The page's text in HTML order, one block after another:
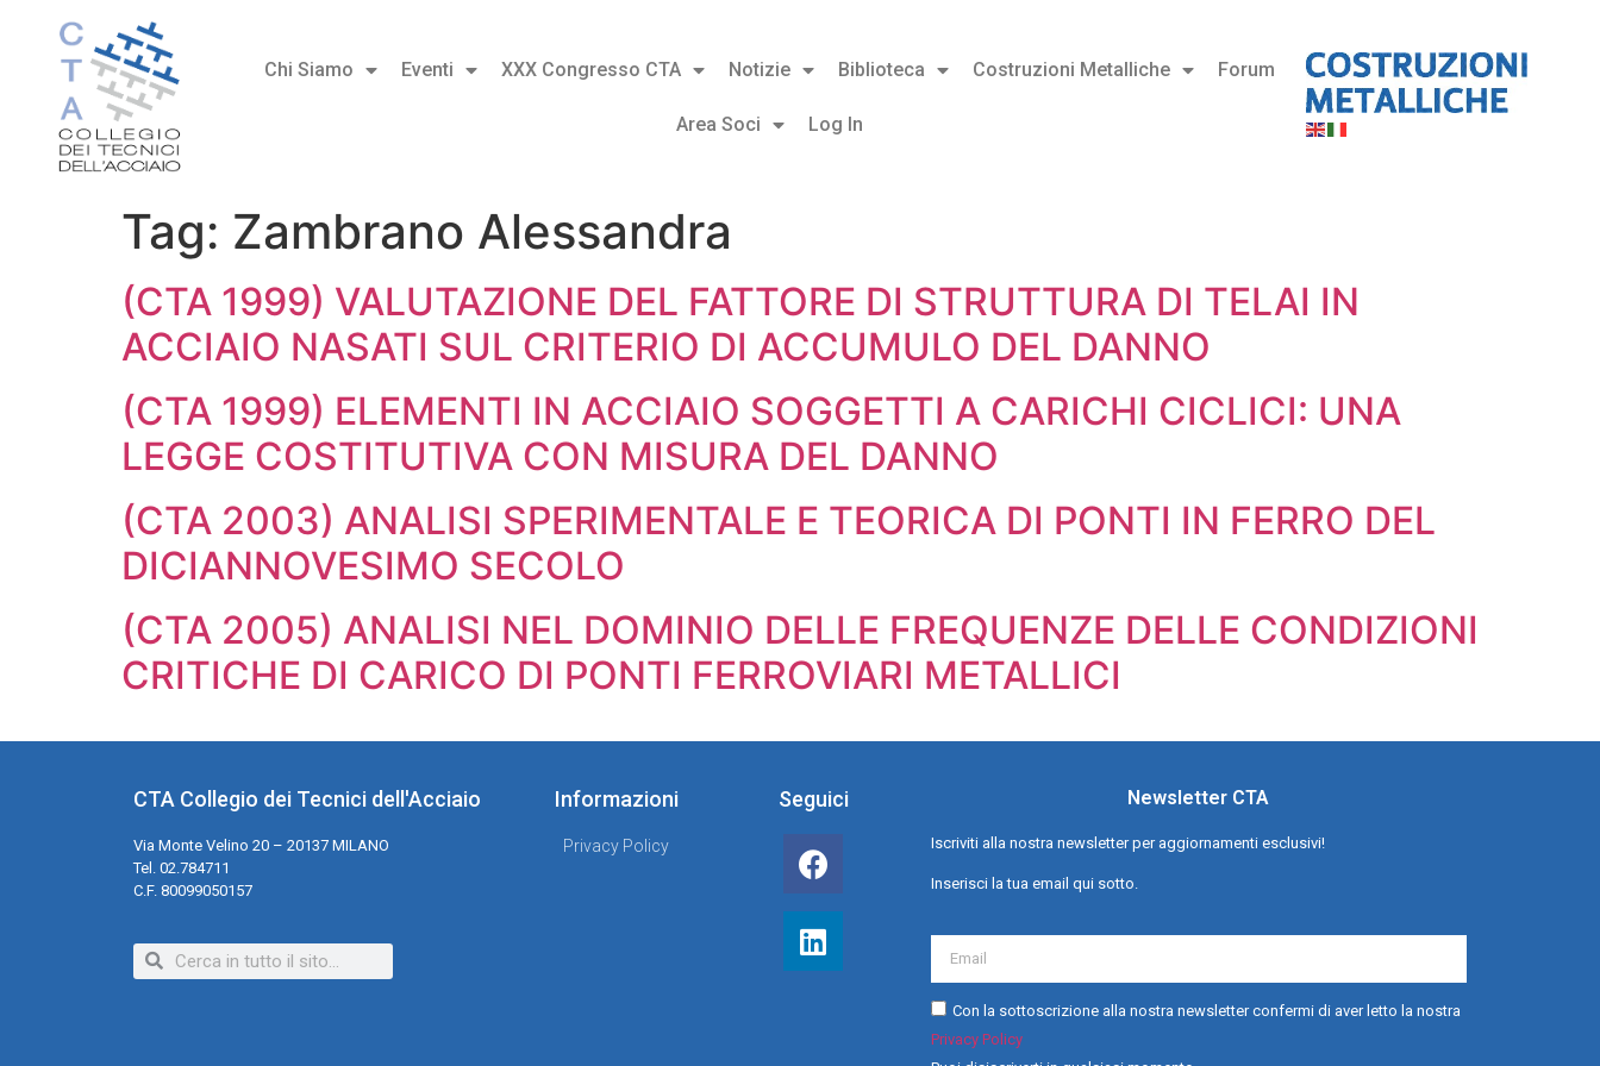
Chi Siamo Eventi XXX Congresso CTA Notizie Biblioteca Costruzioni Metalliche Forum
Area Soci Log In
Tag: Zambrano Alessandra
(CTA 1999) VALUTAZIONE DEL FATTORE DI STRUTTURA DI TELAI IN
ACCIAIO NASATI SUL CRITERIO DI ACCUMULO DEL DANNO
(CTA 1999) ELEMENTI IN ACCIAIO SOGGETTI A CARICHI CICLICI: UNA
LEGGE COSTITUTIVA CON MISURA DEL DANNO
(CTA 2003) ANALISI SPERIMENTALE E TEORICA DI PONTI IN FERRO DEL
DICIANNOVESIMO SECOLO
(CTA 2005) ANALISI NEL DOMINIO DELLE FREQUENZE DELLE CONDIZIONI
CRITICHE DI CARICO DI PONTI FERROVIARI METALLICI
CTA Collegio dei Tecnici dell'Acciaio
Via Monte Velino 20 – 20137 MILANO
Tel. 02.784711
C.F. 80099050157
Informazioni
Privacy Policy
Seguici Newsletter CTA
Iscriviti alla nostra newsletter per aggiornamenti esclusivi!
Inserisci la tua email qui sotto.
Con la sottoscrizione alla nostra newsletter confermi di aver letto la nostra
Privacy Policy